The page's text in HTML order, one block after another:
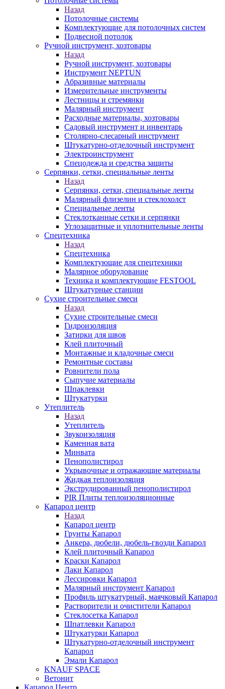
Назад
Потолочные системы
Комплектующие для потолочных систем
Подвесной потолок
Ручной инструмент, хозтовары
Назад
Ручной инструмент, хозтовары
Инструмент NEPTUN
Абразивные материалы
Измерительные инструменты
Лестницы и стремянки
Малярный инструмент
Расходные материалы, хозтовары
Садовый инструмент и инвентарь
Столярно-слесарный инструмент
Штукатурно-отделочный инструмент
Электроинструмент
Спецодежда и средства защиты
Серпянки, сетки, специальные ленты
Назад
Серпянки, сетки, специальные ленты
Малярный флизелин и стеклохолст
Специальные ленты
Стеклотканные сетки и серпянки
Углозащитные и уплотнительные ленты
Спецтехника
Назад
Спецтехника
Комплектующие для спецтехники
Малярное оборудование
Техника и комплектующие FESTOOL
Штукатурные станции
Сухие строительные смеси
Назад
Сухие строительные смеси
Гидроизоляция
Затирки для швов
Клей плиточный
Монтажные и кладочные смеси
Ремонтные составы
Ровнители пола
Сыпучие материалы
Шпаклевки
Штукатурки
Утеплитель
Назад
Утеплитель
Звукоизоляция
Каменная вата
Минвата
Пенополистирол
Укрывочные и отражающие материалы
Жидкая теплоизоляция
Экструдированный пенополистирол
PIR Плиты теплоизоляционные
Капарол центр
Назад
Капарол центр
Грунты Капарол
Анкера, дюбели, дюбель-гвозди Капарол
Клей плиточный Капарол
Краски Капарол
Лаки Капарол
Лессировки Капарол
Малярный инструмент Капарол
Профиль штукатурный, маячковый Капарол
Растворители и очистители Капарол
Cтеклосетка Капарол
Шпатлевки Капарол
Штукатурки Капарол
Штукатурно-отделочный инструмент
Капарол
Эмали Капарол
KNAUF SPACE
Ветонит
Капарол Центр